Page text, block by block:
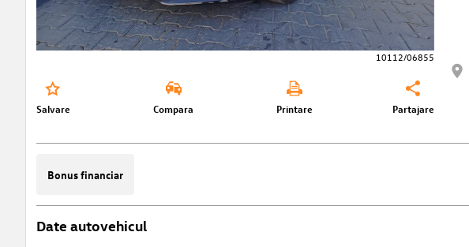
10112/06855
Salvare Compara Printare Partajare
Bonus financiar
Date autovehicul